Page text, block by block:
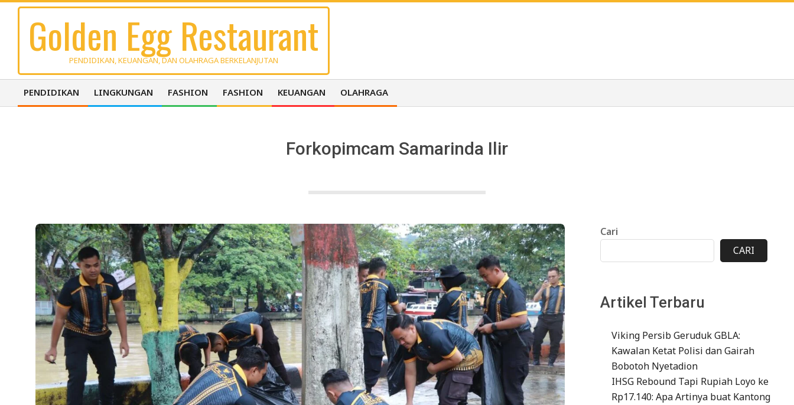
Skip
contentGolden Egg Restaurant
PENDIDIKAN, KEUANGAN, DAN OLAHRAGA BERKELANJUTAN
Primary
PENDIDIKAN LINGKUNGAN FASHION FASHION KEUANGAN OLAHRAGA
Forkopimcam Samarinda Ilir
Cari
CARI
Artikel Terbaru
Viking Persib Geruduk GBLA:
Kawalan Ketat Polisi dan Gairah
Bobotoh Nyetadion
IHSG Rebound Tapi Rupiah Loyo ke
Rp17.140: Apa Artinya buat Kantong